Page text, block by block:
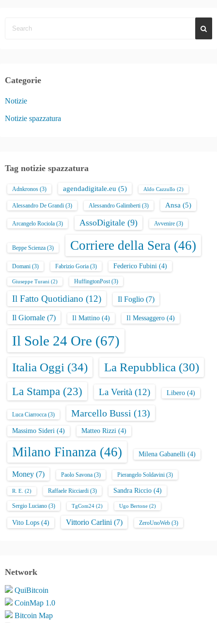
Categorie
Notizie
Notizie spazzatura
Tag notizie spazzatura
Adnkronos (3) agendadigitale.eu (5) Aldo Cazzullo (2)
Alessandro De Grandi (3) Alessandro Galimberti (3) Ansa (5)
Arcangelo Rociola (3) AssoDigitale (9) Avvenire (3)
Beppe Scienza (3) Corriere della Sera (46)
Domani (3) Fabrizio Goria (3) Federico Fubini (4)
Giuseppe Turani (2) HuffingtonPost(3)
Il Fatto Quotidiano (12) Il Foglio (7)
Il Giornale (7) Il Mattino (4) Il Messaggero (4)
Il Sole 24 Ore (67)
Italia Oggi (34) La Repubblica (30)
La Stampa (23) La Verità (12) Libero (4)
Luca Ciarrocca (3) Marcello Bussi (13)
Massimo Sideri (4) Matteo Rizzi (4)
Milano Finanza (46) Milena Gabanelli (4)
Money (7) Paolo Savona (3) Pierangelo Soldavini (3)
R. E. (2) Raffaele Ricciardi (3) Sandra Riccio (4)
Sergio Luciano (3) TgCom24 (2) Ugo Bertone (2)
Vito Lops (4) Vittorio Carlini (7) ZeroUnoWeb (3)
Network
QuiBitcoin
CoinMap 1.0
Bitcoin Map